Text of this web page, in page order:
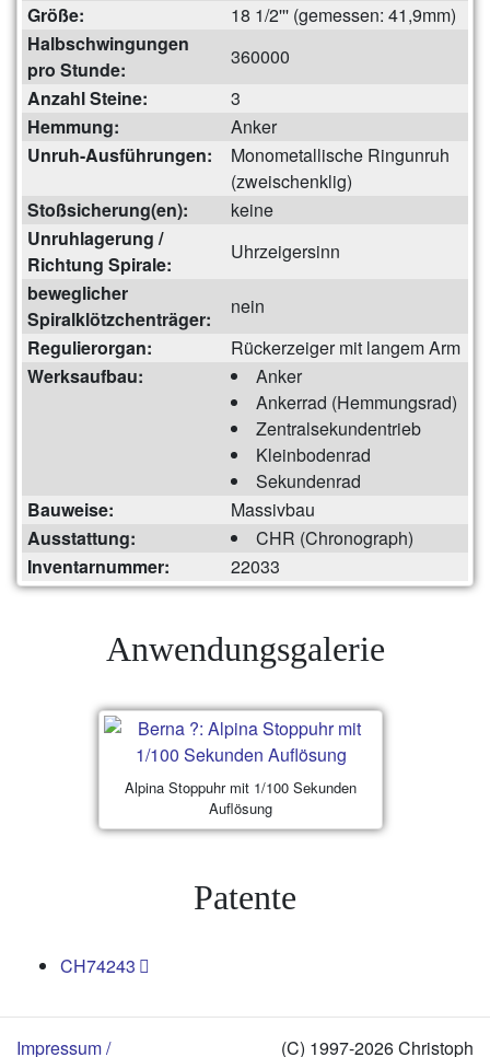
Größe:
18 1/2''' (gemessen: 41,9mm)
Halbschwingungen
pro Stunde:
360000
Anzahl Steine:
3
Hemmung:
Anker
Unruh-Ausführungen:
Monometallische Ringunruh
(zweischenklig)
Stoßsicherung(en):
keine
Unruhlagerung /
Richtung Spirale:
Uhrzeigersinn
beweglicher
Spiralklötzchenträger:
nein
Regulierorgan:
Rückerzeiger mit langem Arm
Werksaufbau:
Anker
Ankerrad (Hemmungsrad)
Zentralsekundentrieb
Kleinbodenrad
Sekundenrad
Bauweise:
Massivbau
Ausstattung:
CHR (Chronograph)
Inventarnummer:
22033
Anwendungsgalerie
Alpina Stoppuhr mit 1/100 Sekunden
Auflösung
Patente
CH74243
Impressum / (C) 1997-2026 Christoph